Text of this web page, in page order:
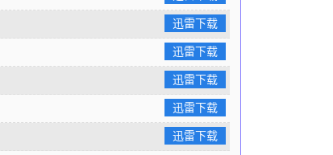
迅雷下载
迅雷下载
迅雷下载
迅雷下载
迅雷下载